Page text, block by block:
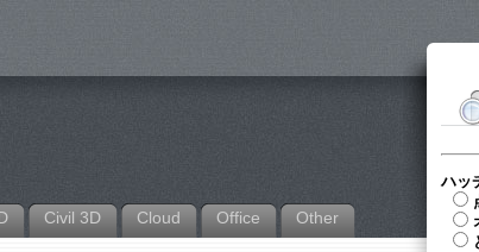
Civil 3D Cloud Office Other
ハッ